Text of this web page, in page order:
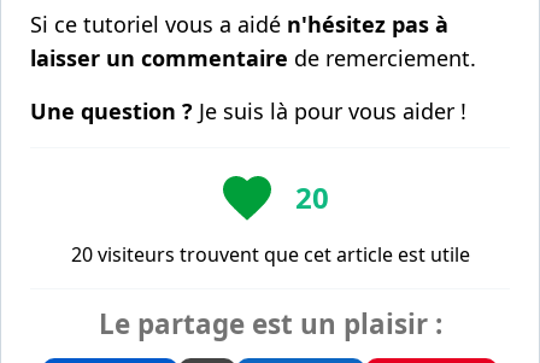
Si ce tutoriel vous a aidé n'hésitez pas à
laisser un commentaire de remerciement.
Une question ? Je suis là pour vous aider !
20
20 visiteurs trouvent que cet article est utile
Le partage est un plaisir :